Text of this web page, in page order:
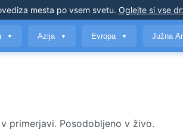
za mesta po vsem svetu. Oglejte si vse
▼ Azija ▼ Evropa ▼ Južna
primerjavi. Posodobljeno v živo.